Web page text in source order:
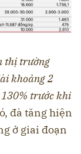
thị trường
khoảng 2
trước khi
đà tăng hiện
ở giai đoạn